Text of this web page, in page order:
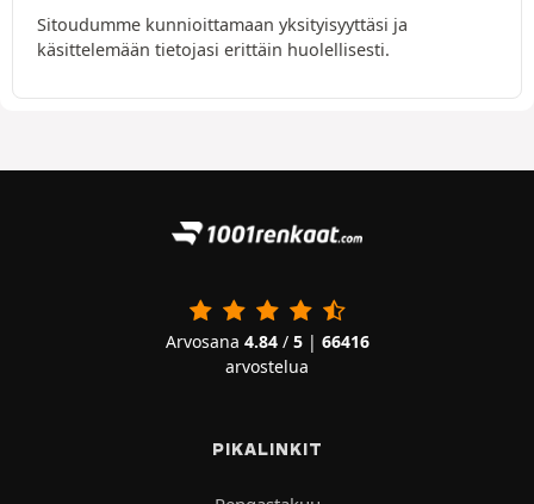
Sitoudumme kunnioittamaan yksityisyyttäsi ja
käsittelemään tietojasi erittäin huolellisesti.
Arvosana 4.84/ 5| 66416
arvostelua
PIKALINKIT